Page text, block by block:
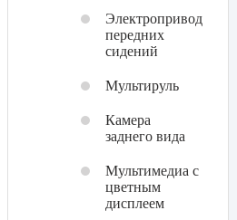
Электропривод
передних
сидений
Мультируль
Камера
заднего вида
Мультимедиа с
цветным
дисплеем